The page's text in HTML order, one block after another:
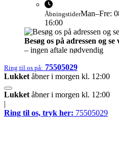
ÅbningstiderMan–Fre:
16:00
Besøg os på adressen og
– ingen aftale nødvendig
Ring til os på: 75505029
Lukket åbner i morgen kl. 12:00
Lukket åbner i morgen kl. 12:00
|
Ring til os, tryk her: 75505029